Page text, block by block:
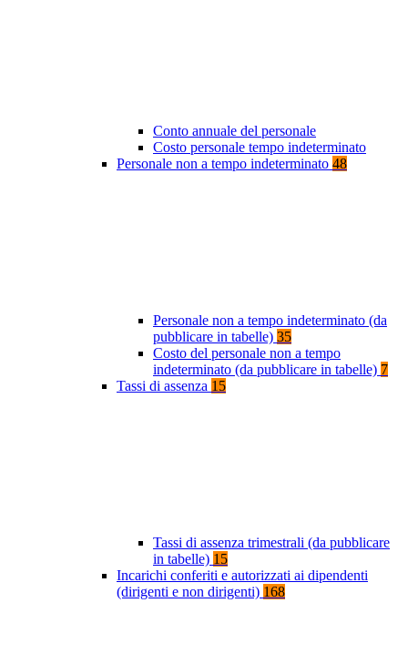
Conto annuale del personale
Costo personale tempo indeterminato
Personale non a tempo indeterminato 48
Personale non a tempo indeterminato (da
pubblicare in tabelle) 35
Costo del personale non a tempo
indeterminato (da pubblicare in tabelle) 7
Tassi di assenza 15
Tassi di assenza trimestrali (da pubblicare
in tabelle) 15
Incarichi conferiti e autorizzati ai dipendenti
(dirigenti e non dirigenti) 168